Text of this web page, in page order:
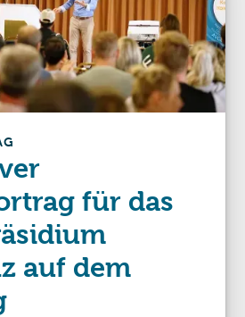
für das
auf dem